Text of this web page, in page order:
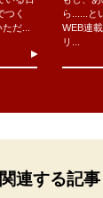
つく
だ...
ら......と
WEB連
リ...
関連する記事